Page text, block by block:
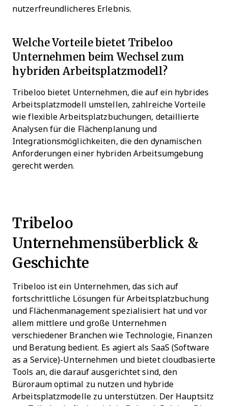
nutzerfreundlicheres Erlebnis.
Welche Vorteile bietet Tribeloo
Unternehmen beim Wechsel zum
hybriden Arbeitsplatzmodell?
Tribeloo bietet Unternehmen, die auf ein hybrides
Arbeitsplatzmodell umstellen, zahlreiche Vorteile
wie flexible Arbeitsplatzbuchungen, detaillierte
Analysen für die Flächenplanung und
Integrationsmöglichkeiten, die den dynamischen
Anforderungen einer hybriden Arbeitsumgebung
gerecht werden.
Tribeloo
Unternehmensüberblick &
Geschichte
Tribeloo ist ein Unternehmen, das sich auf
fortschrittliche Lösungen für Arbeitsplatzbuchung
und Flächenmanagement spezialisiert hat und vor
allem mittlere und große Unternehmen
verschiedener Branchen wie Technologie, Finanzen
und Beratung bedient. Es agiert als SaaS (Software
as a Service)-Unternehmen und bietet cloudbasierte
Tools an, die darauf ausgerichtet sind, den
Büroraum optimal zu nutzen und hybride
Arbeitsplatzmodelle zu unterstützen. Der Hauptsitz